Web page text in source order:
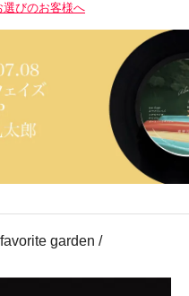
びのお客様へ
garden /